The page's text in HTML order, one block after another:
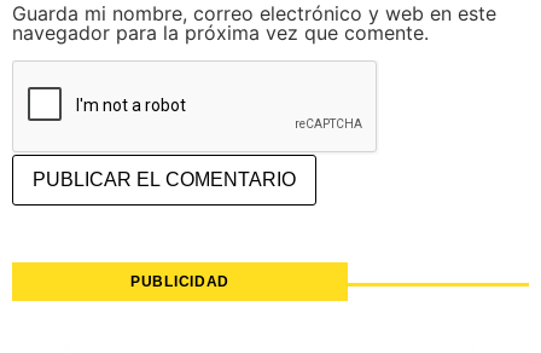
Guarda mi nombre, correo electrónico y web en este
navegador para la próxima vez que comente.
PUBLICIDAD